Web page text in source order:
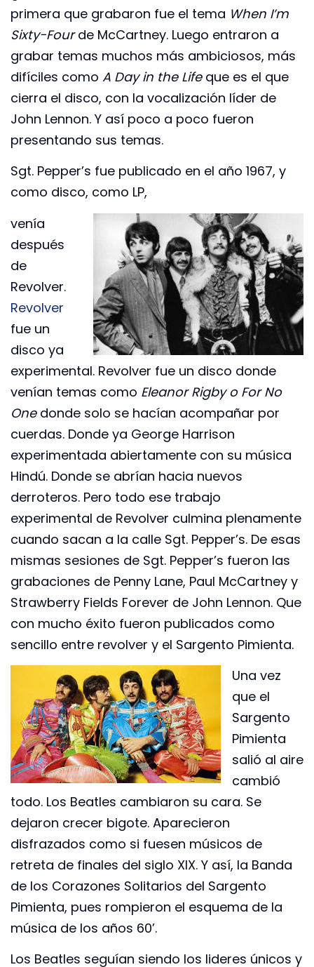
primera que grabaron fue el tema When I’m
Sixty-Fourde McCartney. Luego entraron a
grabar temas muchos más ambiciosos, más
difíciles como A Day in the Lifeque es el que
cierra el disco, con la vocalización líder de
John Lennon. Y así poco a poco fueron
presentando sus temas.
Sgt. Pepper’s fue publicado en el año 1967, y
como disco, como LP,
venía
después
de
Revolver.
Revolver
fue un
disco ya
experimental. Revolver fue un disco donde
venían temas como Eleanor Rigby o For No
Onedonde solo se hacían acompañar por
cuerdas. Donde ya George Harrison
experimentada abiertamente con su música
Hindú. Donde se abrían hacia nuevos
derroteros. Pero todo ese trabajo
experimental de Revolver culmina plenamente
cuando sacan a la calle Sgt. Pepper’s. De esas
mismas sesiones de Sgt. Pepper’s fueron las
grabaciones de Penny Lane, Paul McCartney y
Strawberry Fields Forever de John Lennon. Que
con mucho éxito fueron publicados como
sencillo entre revolver y el Sargento Pimienta.
Una vez
que el
Sargento
Pimienta
salió al aire
cambió
todo. Los Beatles cambiaron su cara. Se
dejaron crecer bigote. Aparecieron
disfrazados como si fuesen músicos de
retreta de finales del siglo XIX. Y así, la Banda
de los Corazones Solitarios del Sargento
Pimienta, pues rompieron el esquema de la
música de los años 60’.
Los Beatles seguían siendo los lideres únicos y